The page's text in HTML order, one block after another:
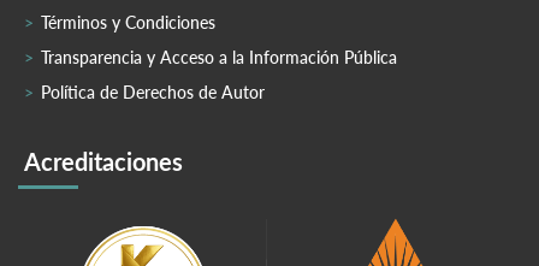
Términos y Condiciones
Transparencia y Acceso a la Información Pública
Política de Derechos de Autor
Acreditaciones